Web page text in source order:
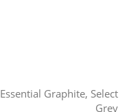
Essential Graphite, Select
Grey